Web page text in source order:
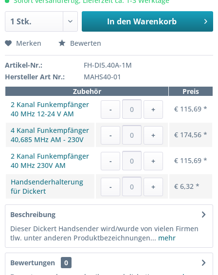
In den Warenkorb
Merken Bewerten
Artikel-Nr.:
FH-DI5.40A-1M
Hersteller Art Nr.:
MAHS40-01
Zubehör
Preis
2 Kanal Funkempfänger
40 MHz 12-24 V AM
- + € 115,69 *
4 Kanal Funkempfänger
40,685 MHz AM - 230V
- + € 174,56 *
2 Kanal Funkempfänger
40 MHz 230V AM
- + € 115,69 *
Handsenderhalterung
für Dickert
- + € 6,32 *
Beschreibung
Dieser Dickert Handsender wird/wurde von vielen Firmen
tlw. unter anderen Produktbezeichnungen... mehr
Bewertungen
0